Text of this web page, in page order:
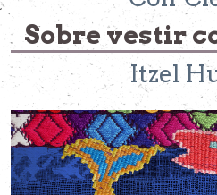
Sobre vestir
Itzel